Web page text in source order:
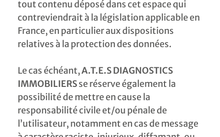
tout contenu déposé dans cet espace qui
contreviendrait à la législation applicable en
France, en particulier aux dispositions
relatives à la protection des données.
Le cas échéant,A.T.E.S DIAGNOSTICS
IMMOBILIERSse réserve également la
possibilité de mettre en cause la
responsabilité civile et/ou pénale de
l’utilisateur, notamment en cas de message